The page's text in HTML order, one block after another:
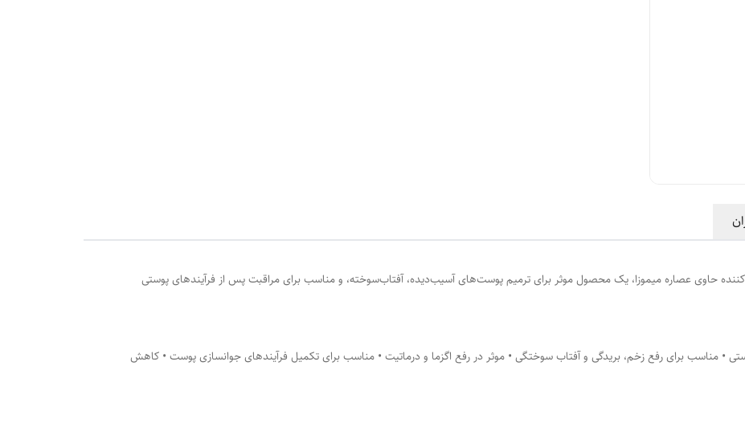
ساخت: 56/13601- کرم ترمیم کننده حاوی عصاره میموزا، یک محصول موثر برای ترمیم پوست‌های آسیب‌دیده، آفتاب‌سوخته، و مناسب برای مراقبت پس از فرآیندهای پوستی
• مناسب برای رفع زخم، بریدگی و آفتاب سوختگی • موثر در رفع اگزما و درماتیت • مناسب برای تکمیل فرآیندهای جوانسازی پوست • کاهش